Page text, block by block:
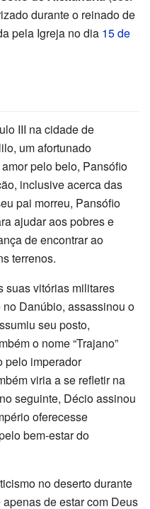
durante o reinado de
pela Igreja no dia 15 de
III na cidade de
um afortunado
pelo belo, Pansófio
inclusive acerca das
pai morreu, Pansófio
ajudar aos pobres e
de encontrar ao
terrenos.
suas vitórias militares
Danúbio, assassinou o
seu posto,
o nome “Trajano”
pelo imperador
viria a se refletir na
seguinte, Décio assinou
oferecesse
bem-estar do
no deserto durante
de estar com Deus